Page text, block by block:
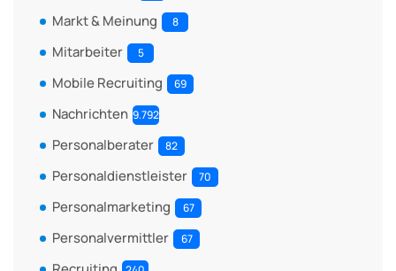
Markt & Meinung 8
Mitarbeiter 5
Mobile Recruiting 69
Nachrichten 9.792
Personalberater 82
Personaldienstleister 70
Personalmarketing 67
Personalvermittler 67